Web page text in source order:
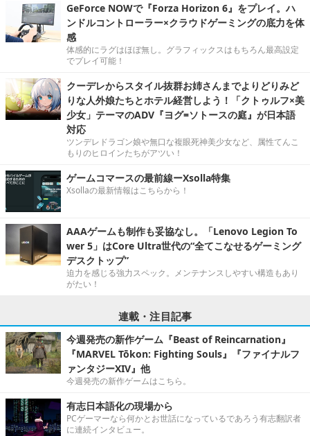
GeForce NOWで『Forza Horizon 6』をプレイ。ハ
ンドルコントローラー×クラウドゲーミングの底力を体
感
体感的にラグはほぼ無し。グラフィックスはもちろん最高設定
でプレイ可能！
クーデレからスタイル抜群お姉さんまでよりどりみど
りな人外娘たちとホテル経営しよう！「クトゥルフ×美
少女」テーマのADV『ヨグ=ソトースの庭』が日本語
対応
ツンデレドラゴン娘や無口な複眼死神美少女など、属性てんこ
もりのヒロインたちがアツい！
ゲームコマースの最前線ーXsolla特集
Xsollaの最新情報はこちらから！
AAAゲームも制作も妥協なし。「Lenovo Legion To
wer 5」はCore Ultra世代の“全てこなせるゲーミング
デスクトップ”
迫力を感じる強力スペック。メンテナンスしやすい構造もあり
がたい！
連載・注目記事
今週発売の新作ゲーム『Beast of Reincarnation』
『MARVEL Tōkon: Fighting Souls』『ファイナルフ
ァンタジーXIV』他
今週発売の新作ゲームはこちら。
有志日本語化の現場から
PCゲーマーなら何かとお世話になっているであろう有志翻訳者
に連続インタビュー。